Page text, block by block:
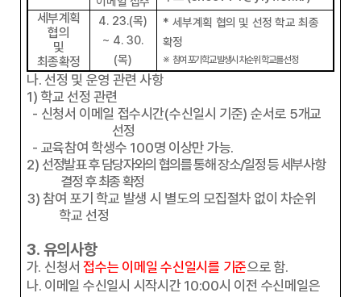
세부계획
협의
및
최종확정
4. 23.(목)
~ 4. 30.
(목)
* 세부계획 협의 및 선정 학교 최종
확정
※ 참여 포기학교 발생시 차순위 학교를 선정
나. 선정 및 운영 관련 사항
1) 학교 선정 관련
- 신청서 이메일 접수시간(수신일시 기준)순서로 5개교
선정
- 교육참여 학생수 100명 이상만 가능.
2) 선정발표 후 담당자와의 협의를 통해 장소/일정 등 세부사항
결정 후 최종 확정
3) 참여 포기 학교 발생 시 별도의 모집절차 없이 차순위
학교 선정
3. 유의사항
가. 신청서접수는 이메일 수신일시를 기준으로 함.
나. 이메일 수신일시 시작시간 10:00시 이전 수신메일은